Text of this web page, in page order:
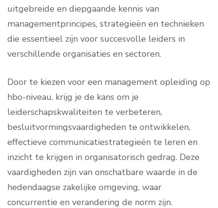
uitgebreide en diepgaande kennis van
managementprincipes, strategieën en technieken
die essentieel zijn voor succesvolle leiders in
verschillende organisaties en sectoren.
Door te kiezen voor een management opleiding op
hbo-niveau, krijg je de kans om je
leiderschapskwaliteiten te verbeteren,
besluitvormingsvaardigheden te ontwikkelen,
effectieve communicatiestrategieën te leren en
inzicht te krijgen in organisatorisch gedrag. Deze
vaardigheden zijn van onschatbare waarde in de
hedendaagse zakelijke omgeving, waar
concurrentie en verandering de norm zijn.